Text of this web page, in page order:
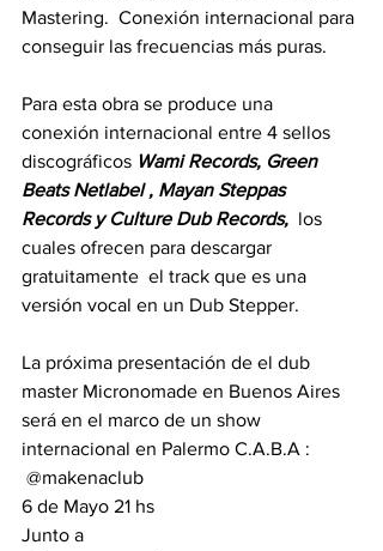
Mastering.  Conexión internacional para
conseguir las frecuencias más puras.
Para esta obra se produce una
conexión internacional entre 4 sellos
discográficos Wami Records, Green
Beats Netlabel , Mayan Steppas
Records y Culture Dub Records,
  los
cuales ofrecen para descargar
gratuitamente  el track que es una
versión vocal en un Dub Stepper.
La próxima presentación de el dub
master Micronomade en Buenos Aires
será en el marco de un show
internacional en Palermo C.A.B.A :
@makenaclub
6 de Mayo 21 hs
Junto a